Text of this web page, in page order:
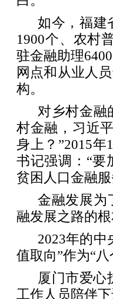
如今，福建
1900个、农村
驻金融助理
网点和从业人
构。
对乡村金融
村金融，习近
身上？”2015
书记强调：“要
贫困人口金融
金融发展为
融发展之路的根
2023年的中
值取向”作为“八
厦门市爱心
工作人员陪伴下